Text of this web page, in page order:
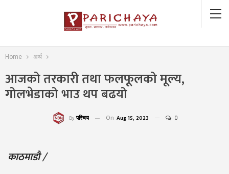
Home अर्थ
आजको तरकारी तथा फलफूलको मूल्य,
गोलभेडाको भाउ थप बढयो
By परिचय On Aug 15, 2023 0
काठमाडौ /